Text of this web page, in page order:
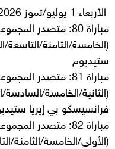
الأربعاء 1 يوليو/تموز 2026
مباراة 80: متصدر المجموعة الثانية عشرة × أفضل ثالث
(الخامسة/الثامنة/
ستيديوم
مباراة 81: متصدر المجموعة الرابعة × أفضل ثالث
(الثانية/الخامسة/
فرانسيسكو بي إيريا
مباراة 82: متصدر المجموعة السابعة × أفضل ثالث
(الأولى/الخامسة/